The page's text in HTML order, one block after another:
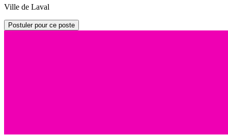
Ville de Laval
Postuler pour ce poste